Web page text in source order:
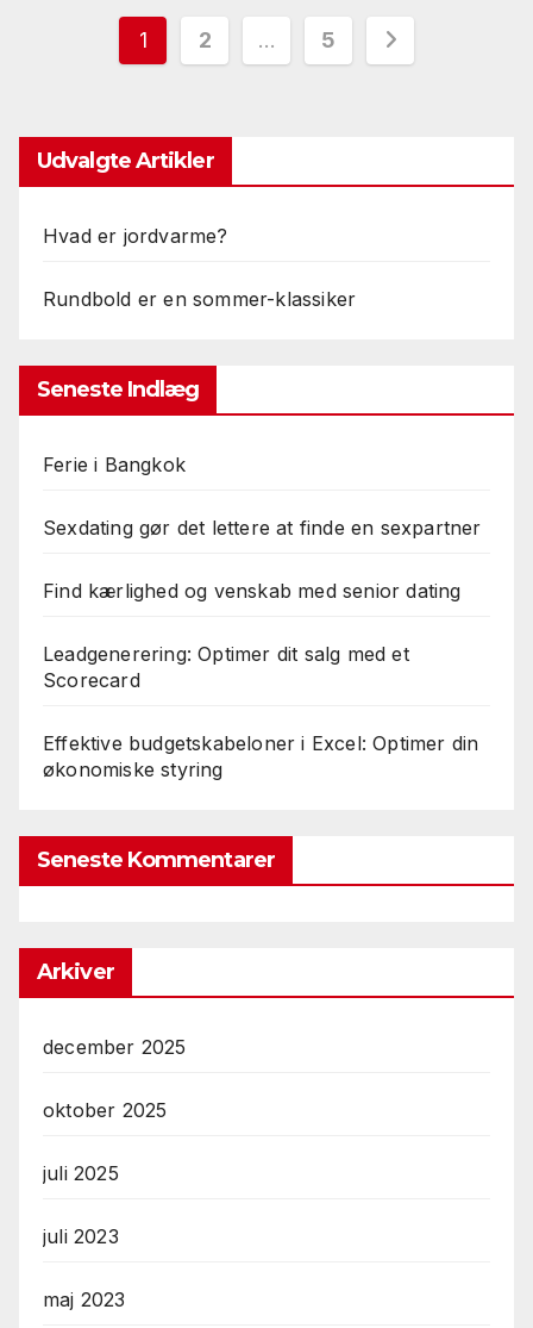
Indlægsinddeling
1 2 … 5
Udvalgte Artikler
Hvad er jordvarme?
Rundbold er en sommer-klassiker
Seneste Indlæg
Ferie i Bangkok
Sexdating gør det lettere at finde en sexpartner
Find kærlighed og venskab med senior dating
Leadgenerering: Optimer dit salg med et
Scorecard
Effektive budgetskabeloner i Excel: Optimer din
økonomiske styring
Seneste Kommentarer
Arkiver
december 2025
oktober 2025
juli 2025
juli 2023
maj 2023